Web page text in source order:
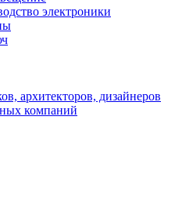
электроники
архитекторов, дизайнеров
компаний